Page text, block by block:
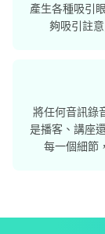
產生各種吸引
夠吸引註
將任何音訊錄
是播客、講座
每一個細節